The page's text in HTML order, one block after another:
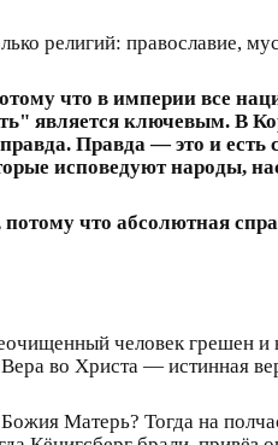
религий: православие,
что в империи все
является ключевым. В
Правда — это и есть
исповедуют народы,
что абсолютная
человек грешен и
во Христа — истинная
Матерь? Тогда на